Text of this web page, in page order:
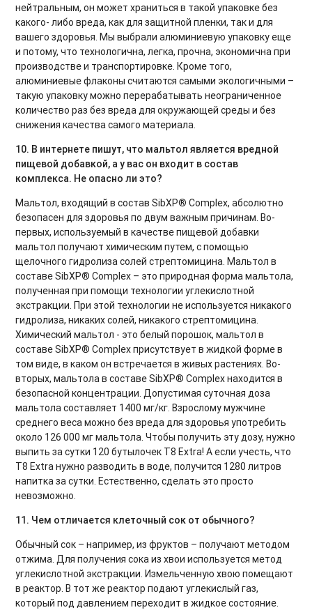
нейтральным, он может храниться в такой упаковке без
какого- либо вреда, как для защитной пленки, так и для
вашего здоровья. Мы выбрали алюминиевую упаковку еще
и потому, что технологична, легка, прочна, экономична при
производстве и транспортировке. Кроме того,
алюминиевые флаконы считаются самыми экологичными –
такую упаковку можно перерабатывать неограниченное
количество раз без вреда для окружающей среды и без
снижения качества самого материала.
10. В интернете пишут, что мальтол является вредной
пищевой добавкой, а у вас он входит в состав
комплекса. Не опасно ли это?
Мальтол, входящий в состав SibXP® Complex, абсолютно
безопасен для здоровья по двум важным причинам. Во-
первых, используемый в качестве пищевой добавки
мальтол получают химическим путем, с помощью
щелочного гидролиза солей стрептомицина. Мальтол в
составе SibXP® Complex – это природная форма мальтола,
полученная при помощи технологии углекислотной
экстракции. При этой технологии не используется никакого
гидролиза, никаких солей, никакого стрептомицина.
Химический мальтол - это белый порошок, мальтол в
составе SibXP® Complex присутствует в жидкой форме в
том виде, в каком он встречается в живых растениях. Во-
вторых, мальтола в составе SibXP® Complex находится в
безопасной концентрации. Допустимая суточная доза
мальтола составляет 1400 мг/кг. Взрослому мужчине
среднего веса можно без вреда для здоровья употребить
около 126 000 мг мальтола. Чтобы получить эту дозу, нужно
выпить за сутки 120 бутылочек Т8 Extra! А если учесть, что
Т8 Extra нужно разводить в воде, получится 1280 литров
напитка за сутки. Естественно, сделать это просто
невозможно.
11. Чем отличается клеточный сок от обычного?
Обычный сок – например, из фруктов – получают методом
отжима. Для получения сока из хвои используется метод
углекислотной экстракции. Измельченную хвою помещают
в реактор. В тот же реактор подают углекислый газ,
который под давлением переходит в жидкое состояние.